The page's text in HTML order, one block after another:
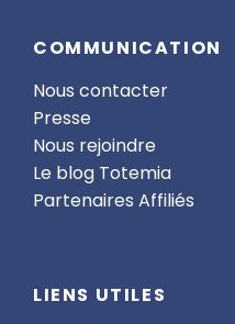
COMMUNICATION
Nous contacter
Presse
Nous rejoindre
Le blog Totemia
Partenaires Affiliés
LIENS UTILES